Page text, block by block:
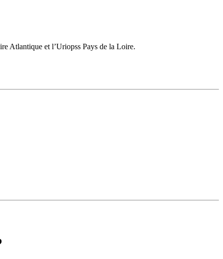
Atlantique et l’Uriopss Pays de la Loire.